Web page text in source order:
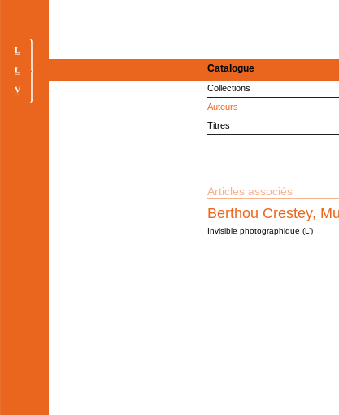
Catalogue
Collections
Auteurs
Titres
Articles associés
Berthou Crestey,
Invisible photographique (L’)